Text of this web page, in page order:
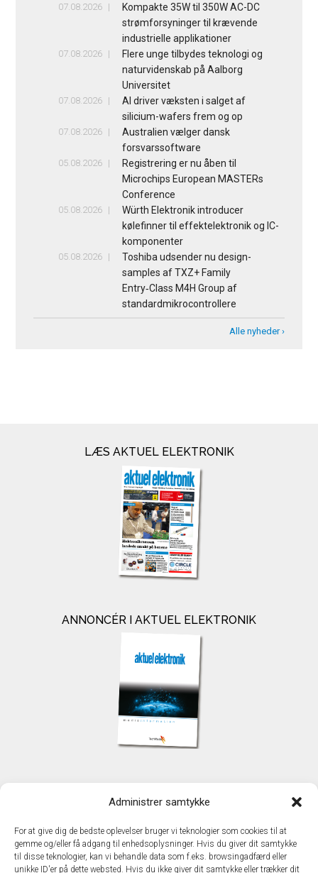
Administrer samtykke
For at give dig de bedste oplevelser bruger vi teknologier som cookies til at
gemme og/eller få adgang til enhedsoplysninger. Hvis du giver dit samtykke
til disse teknologier, kan vi behandle data som f.eks. browsingadfærd eller
unikke ID'er på dette websted. Hvis du ikke giver dit samtykke eller trækker dit
07.08.2026
Kompakte 35W til 350W AC-DC
strømforsyninger til krævende
industrielle applikationer
07.08.2026
Flere unge tilbydes teknologi og
naturvidenskab på Aalborg
Universitet
07.08.2026
AI driver væksten i salget af
silicium-wafers frem og op
07.08.2026
Australien vælger dansk
forsvarssoftware
05.08.2026
Registrering er nu åben til
Microchips European MASTERs
Conference
05.08.2026
Würth Elektronik introducer
kølefinner til effektelektronik og IC-
komponenter
05.08.2026
Toshiba udsender nu design-
samples af TXZ+ Family
Entry‑Class M4H Group af
standardmikrocontrollere
Alle nyheder ›
LÆS AKTUEL ELEKTRONIK
ANNONCÉR I AKTUEL ELEKTRONIK
TechMedia A/S
DK - 2600 Glostrup
www.techmedia.dk
Telefon: +45 43 24 26 28